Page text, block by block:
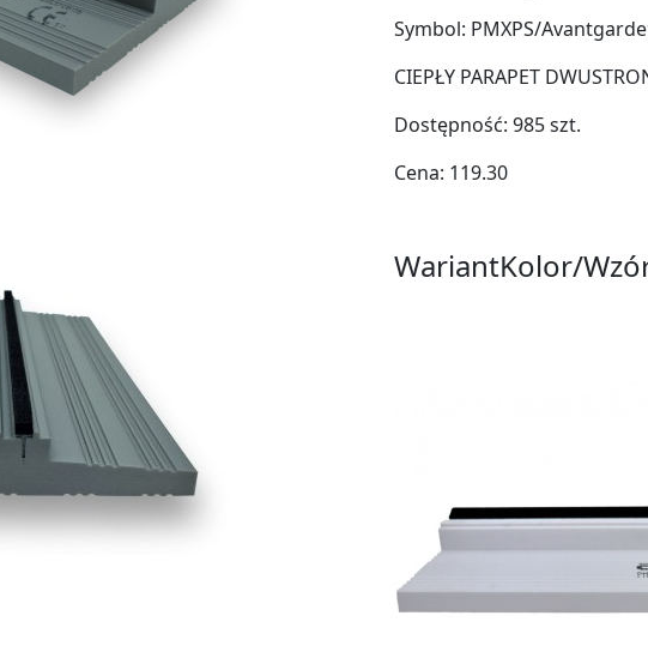
Symbol: PMXPS/
CIEPŁY PARAPET
Dostępność: 985szt.
Cena: 119.30
WariantKolor/